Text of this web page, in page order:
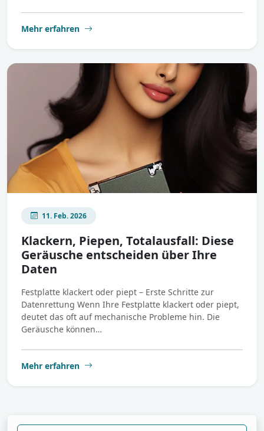
Mehr erfahren
11. Feb. 2026
Klackern, Piepen, Totalausfall: Diese
Geräusche entscheiden über Ihre
Daten
Festplatte klackert oder piept – Erste Schritte zur
Datenrettung Wenn Ihre Festplatte klackert oder piept,
deutet das oft auf mechanische Probleme hin. Die
Geräusche können…
Mehr erfahren